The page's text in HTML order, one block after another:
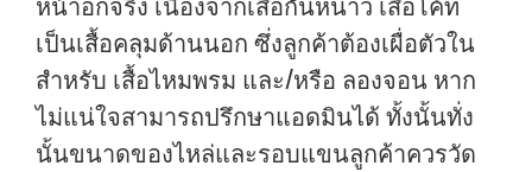
เป็นเสื้อคลุมด้านนอก ซึ่งลูกค้าต้องเผื่อตัวใน
สำหรับ เสื้อไหมพรม และ/หรือ ลองจอน หาก
ไม่แน่ใจสามารถปรึกษาแอดมินได้ ทั้งนั้นทั่ง
นั้นขนาดของไหล่และรอบแขนลูกค้าควรวัด